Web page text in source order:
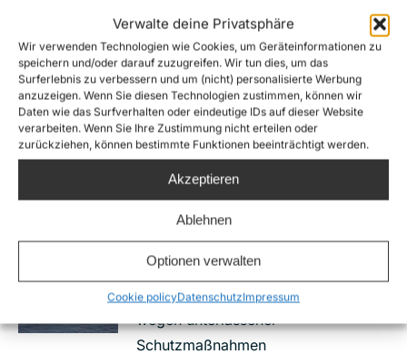
Verwalte deine Privatsphäre
Wir verwenden Technologien wie Cookies, um Geräteinformationen zu
speichern und/oder darauf zuzugreifen. Wir tun dies, um das
Surferlebnis zu verbessern und um (nicht) personalisierte Werbung
anzuzeigen. Wenn Sie diesen Technologien zustimmen, können wir
Daten wie das Surfverhalten oder eindeutige IDs auf dieser Website
verarbeiten. Wenn Sie Ihre Zustimmung nicht erteilen oder
zurückziehen, können bestimmte Funktionen beeinträchtigt werden.
Akzeptieren
Ablehnen
Optionen verwalten
Cookie policyDatenschutzImpressum
Related Posts
Die extreme Rechte macht die
Rettung von Menschenleben zum
Gegenstand einer
Verleumdungskampagne
16. Juli 2026
Nach Schüssen auf die Sea-Watch 5:
Eilantrag gegen Bundesregierung
wegen unterlassener
Schutzmaßnahmen